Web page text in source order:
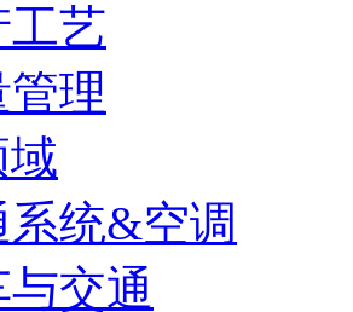
艺
管理
域
系统&空调
交通